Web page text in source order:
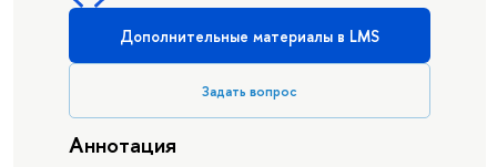
Дополнительные материалы в LMS
Задать вопрос
Аннотация